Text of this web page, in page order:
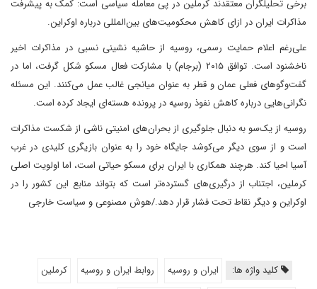
برخی تحلیلگران معتقدند کرملین در پی معامله سیاسی است: کمک به پیشرفت
مذاکرات ایران در ازای کاهش محکومیت‌های بین‌المللی درباره اوکراین.
علی‌رغم اعلام حمایت رسمی، روسیه از حاشیه نشینی نسبی در مذاکرات اخیر
ناخشنود است. توافق ۲۰۱۵ (برجام) با مشارکت فعال مسکو شکل گرفت، اما در
گفت‌وگوهای فعلی عمان و قطر به عنوان میانجی غالب عمل می‌کنند. این مسئله
نگرانی‌هایی درباره کاهش نفوذ روسیه در پرونده هسته‌ای ایجاد کرده است.
روسیه از یک‌سو به دنبال جلوگیری از بحران‌های امنیتی ناشی از شکست مذاکرات
است و از سوی دیگر می‌کوشد جایگاه خود را به عنوان بازیگری کلیدی در غرب
آسیا احیا کند. هرچند همکاری با ایران برای مسکو حیاتی است، اما اولویت اصلی
کرملین، اجتناب از درگیری‌های گسترده‌تر است که بتواند منابع این کشور را در
اوکراین و دیگر نقاط تحت فشار قرار دهد./هوش مصنوعی و سیاست خارجی
کلید واژه ها: ایران و روسیه روابط ایران و روسیه
کرملین